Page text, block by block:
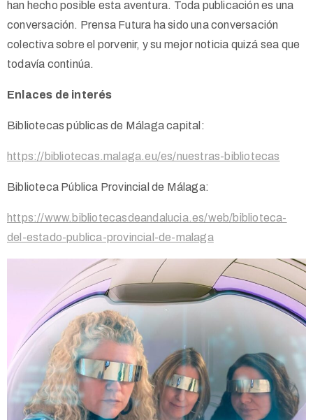
han hecho posible esta aventura. Toda publicación es una
conversación. Prensa Futura ha sido una conversación
colectiva sobre el porvenir, y su mejor noticia quizá sea que
todavía continúa.
Enlaces de interés
Bibliotecas públicas de Málaga capital:
https://bibliotecas.malaga.eu/es/nuestras-bibliotecas
Biblioteca Pública Provincial de Málaga:
https://www.bibliotecasdeandalucia.es/web/biblioteca-
del-estado-publica-provincial-de-malaga